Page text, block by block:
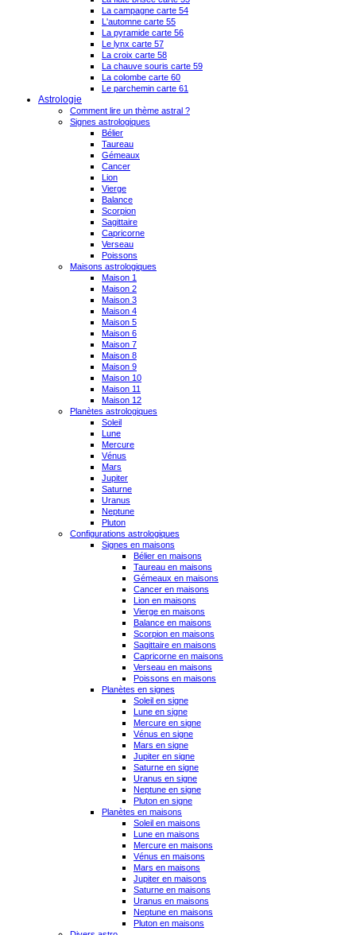
La campagne carte 54
L'automne carte 55
La pyramide carte 56
Le lynx carte 57
La croix carte 58
La chauve souris carte 59
La colombe carte 60
Le parchemin carte 61
Astrologie
Comment lire un thème astral ?
Signes astrologiques
Bélier
Taureau
Gémeaux
Cancer
Lion
Vierge
Balance
Scorpion
Sagittaire
Capricorne
Verseau
Poissons
Maisons astrologiques
Maison 1
Maison 2
Maison 3
Maison 4
Maison 5
Maison 6
Maison 7
Maison 8
Maison 9
Maison 10
Maison 11
Maison 12
Planètes astrologiques
Soleil
Lune
Mercure
Vénus
Mars
Jupiter
Saturne
Uranus
Neptune
Pluton
Configurations astrologiques
Signes en maisons
Bélier en maisons
Taureau en maisons
Gémeaux en maisons
Cancer en maisons
Lion en maisons
Vierge en maisons
Balance en maisons
Scorpion en maisons
Sagittaire en maisons
Capricorne en maisons
Verseau en maisons
Poissons en maisons
Planètes en signes
Soleil en signe
Lune en signe
Mercure en signe
Vénus en signe
Mars en signe
Jupiter en signe
Saturne en signe
Uranus en signe
Neptune en signe
Pluton en signe
Planètes en maisons
Soleil en maisons
Lune en maisons
Mercure en maisons
Vénus en maisons
Mars en maisons
Jupiter en maisons
Saturne en maisons
Uranus en maisons
Neptune en maisons
Pluton en maisons